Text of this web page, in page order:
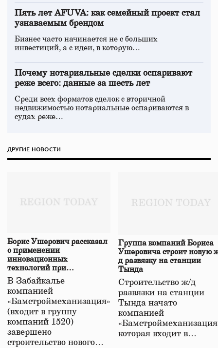
Пять лет AFUVA: как семейный проект стал
узнаваемым брендом
Бизнес часто начинается не с больших
инвестиций, а с идеи, в которую…
Почему нотариальные сделки оспаривают
реже всего: данные за шесть лет
Среди всех форматов сделок с вторичной
недвижимостью нотариальные оспариваются в
судах реже…
ДРУГИЕ НОВОСТИ
Борис Ушерович рассказал
о применении
инновационных
технологий при
строительстве нового моста
в Забайкалье
В Забайкалье
компанией
«Бамстроймеханизация»
(входит в группу
компаний 1520)
завершено
строительство нового…
Группа компаний Бориса
Ушеровича строит новую
д развязку на станции
Тында
Строительство ж/д
развязки на станции
Тында начато
компанией
которая входит в…